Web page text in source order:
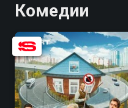
Комедии